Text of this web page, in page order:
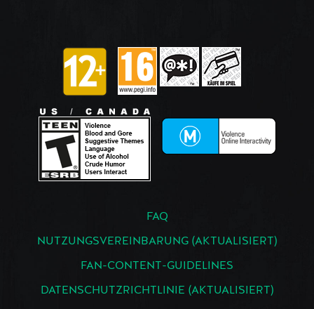
FAQ
NUTZUNGSVEREINBARUNG (AKTUALISIERT)
FAN-CONTENT-GUIDELINES
DATENSCHUTZRICHTLINIE (AKTUALISIERT)